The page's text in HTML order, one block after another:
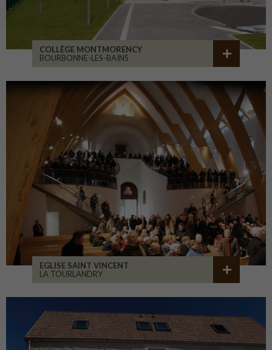
COLLÈGE MONTMORENCY
BOURBONNE-LES-BAINS
EGLISE SAINT VINCENT
LA TOURLANDRY